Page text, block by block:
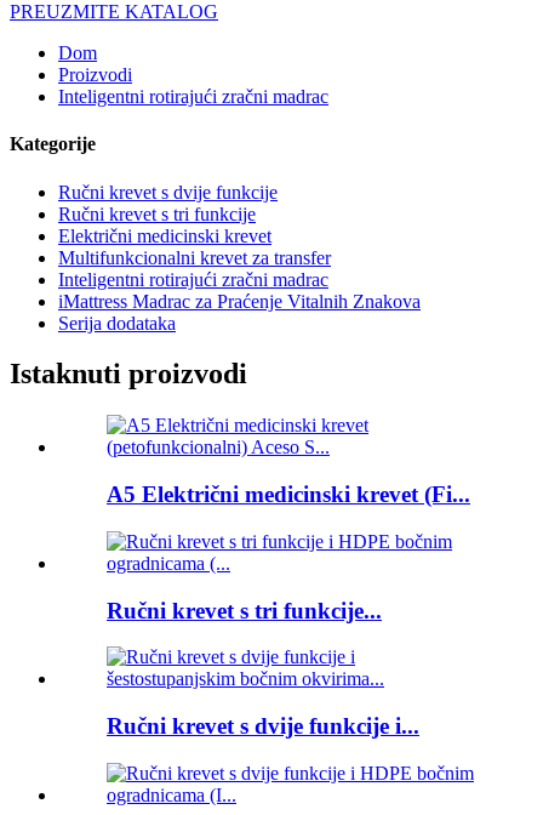
PREUZMITE KATALOG
Dom
Proizvodi
Inteligentni rotirajući zračni madrac
Kategorije
Ručni krevet s dvije funkcije
Ručni krevet s tri funkcije
Električni medicinski krevet
Multifunkcionalni krevet za transfer
Inteligentni rotirajući zračni madrac
iMattress Madrac za Praćenje Vitalnih Znakova
Serija dodataka
Istaknuti proizvodi
A5 Električni medicinski krevet (Fi...
Ručni krevet s tri funkcije...
Ručni krevet s dvije funkcije i...